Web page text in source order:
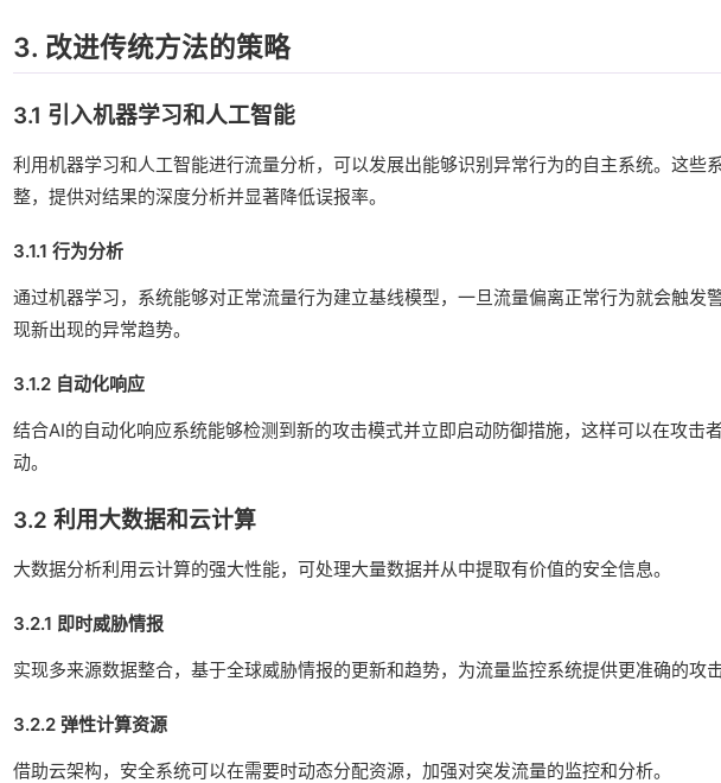
3. 改进传统方法的策略
3.1 引入机器学习和人工智能
利用机器学习和人工智能进行流量分析，可以发展出能够识别异常行为的自主系统。这些
整，提供对结果的深度分析并显著降低误报率。
3.1.1 行为分析
通过机器学习，系统能够对正常流量行为建立基线模型，一旦流量偏离正常行为就会触发
现新出现的异常趋势。
3.1.2 自动化响应
结合AI的自动化响应系统能够检测到新的攻击模式并立即启动防御措施，这样可以在攻击
动。
3.2 利用大数据和云计算
大数据分析利用云计算的强大性能，可处理大量数据并从中提取有价值的安全信息。
3.2.1 即时威胁情报
实现多来源数据整合，基于全球威胁情报的更新和趋势，为流量监控系统提供更准确的攻击
3.2.2 弹性计算资源
借助云架构，安全系统可以在需要时动态分配资源，加强对突发流量的监控和分析。